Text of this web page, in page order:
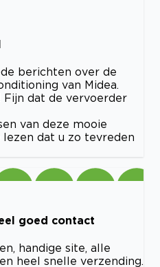
berichten over de
van Midea.
dat de vervoerder
van deze mooie
dat u zo tevreden
goed contact
handige site, alle
heel snelle verzending.